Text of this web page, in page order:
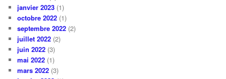
janvier 2023 (1)
octobre 2022 (1)
septembre 2022 (2)
juillet 2022 (2)
juin 2022 (3)
mai 2022 (1)
mars 2022 (3)